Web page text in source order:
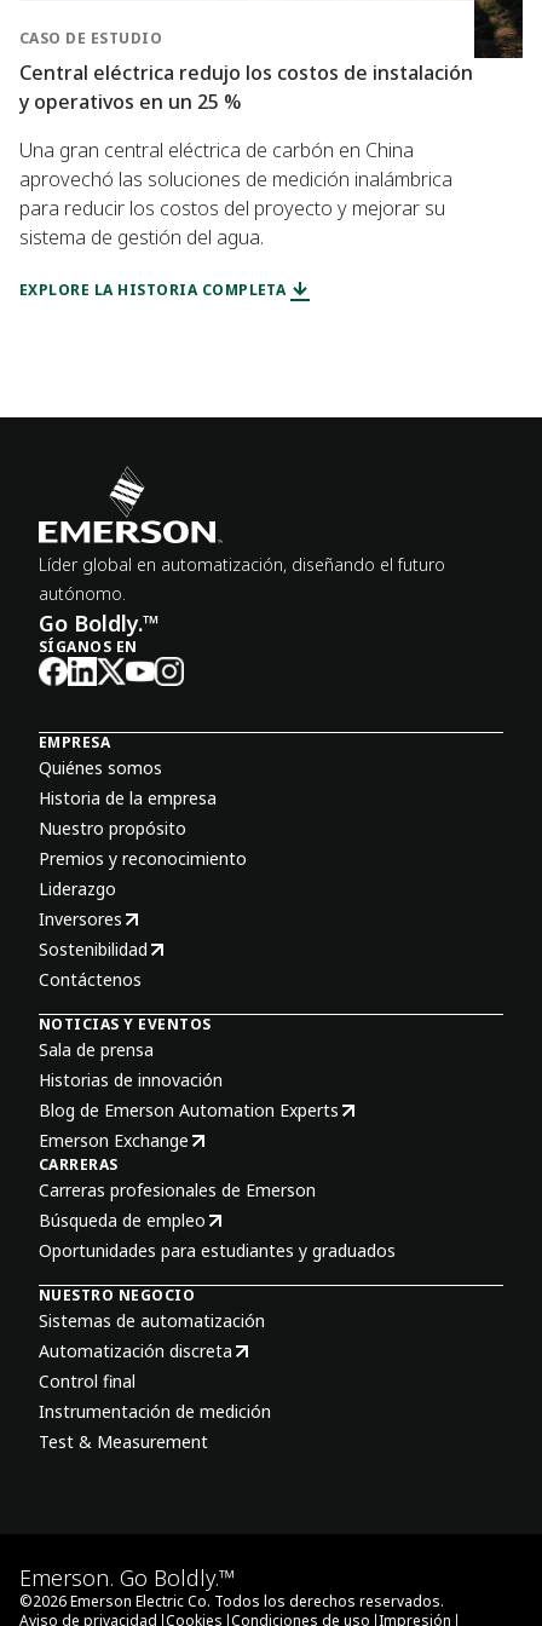
CASO DE ESTUDIO
Central eléctrica redujo los costos de instalación
y operativos en un 25 %
Una gran central eléctrica de carbón en China
aprovechó las soluciones de medición inalámbrica
para reducir los costos del proyecto y mejorar su
sistema de gestión del agua.
EXPLORE LA HISTORIA COMPLETA
Líder global en automatización, diseñando el futuro
autónomo.
Go Boldly.™
SÍGANOS EN
EMPRESA
Quiénes somos
Historia de la empresa
Nuestro propósito
Premios y reconocimiento
Liderazgo
Inversores
Sostenibilidad
Contáctenos
NOTICIAS Y EVENTOS
Sala de prensa
Historias de innovación
Blog de Emerson Automation Experts
Emerson Exchange
CARRERAS
Carreras profesionales de Emerson
Búsqueda de empleo
Oportunidades para estudiantes y graduados
NUESTRO NEGOCIO
Sistemas de automatización
Automatización discreta
Control final
Instrumentación de medición
Test & Measurement
Emerson. Go Boldly.™
©2026Emerson Electric Co. Todos los derechos reservados.
Aviso de privacidad Cookies Condiciones de uso Impresión